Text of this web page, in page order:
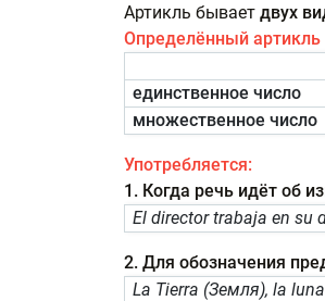
Артикль бывает двух
Определённый артикль
единственное число
множественное число
Употребляется:
1. Когда речь идёт об
El director trabaja en su
2. Для обозначения
La Tierra (Земля), la